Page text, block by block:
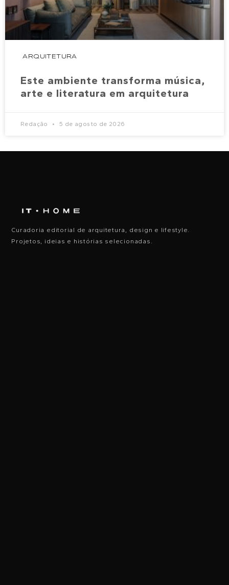
ARQUITETURA
Este ambiente transforma música,
arte e literatura em arquitetura
Redação 5 de agosto de 2026
Curadoria editorial de arquitetura, design e lifestyle.
Projetos, ideias e histórias selecionadas.